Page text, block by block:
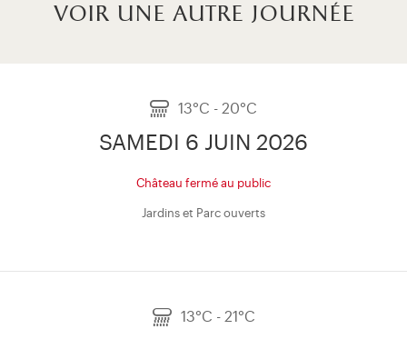
voir une autre journée
13°C - 20°C
SAMEDI 6 JUIN 2026
Château fermé au public
Jardins et Parc ouverts
13°C - 21°C